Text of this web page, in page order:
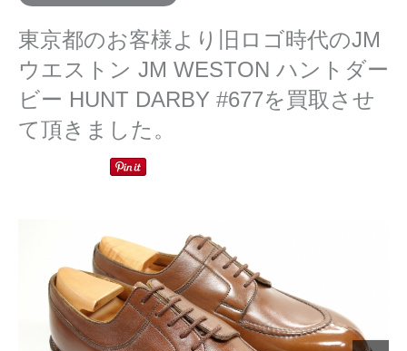
東京都のお客様より旧ロゴ時代のJM
ウエストン JM WESTON ハントダー
ビー HUNT DARBY #677を買取させ
て頂きました。